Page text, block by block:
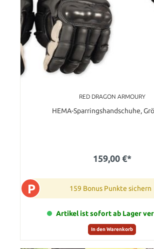
RED DRAGON ARMOURY
HEMA-Sparringshandschuhe,
159,00 €*
P 159 Bonus Punkte sichern
Artikel ist sofort ab Lager
In den Warenkorb